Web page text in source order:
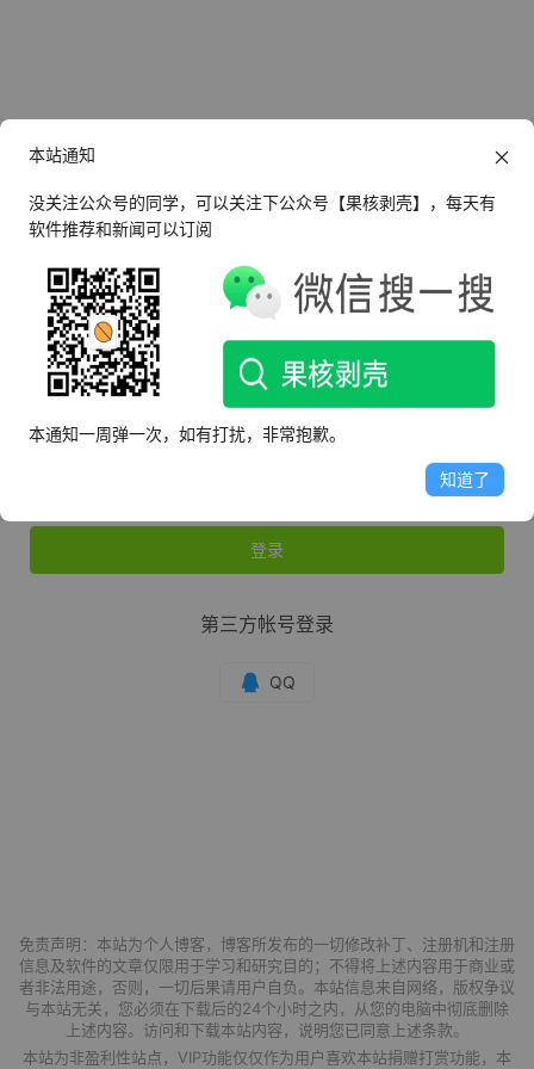
登录 还没有帐号？ 立即注册
忘记密码？
登录
第三方帐号登录
免责声明：本站为个人博客，博客所发布的一切修改补丁、注册机和注册
信息及软件的文章仅限用于学习和研究目的；不得将上述内容用于商业或
者非法用途，否则，一切后果请用户自负。本站信息来自网络，版权争议
与本站无关，您必须在下载后的24个小时之内，从您的电脑中彻底删除
上述内容。访问和下载本站内容，说明您已同意上述条款。
本站为非盈利性站点，VIP功能仅仅作为用户喜欢本站捐赠打赏功能，本
本站通知
没关注公众号的同学，可以关注下公众号【果核剥壳】，每天有
软件推荐和新闻可以订阅
本通知一周弹一次，如有打扰，非常抱歉。
知道了